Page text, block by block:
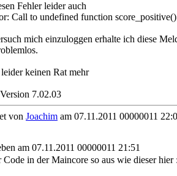
Fehler leider auch
Call to undefined function
mich einzuloggen erhalte ich diese
keinen Rat mehr
7.02.03
von Joachim am 07.11.2011 00000011
am 07.11.2011 00000011 21:51
Code in der Maincore so aus wie dieser hier